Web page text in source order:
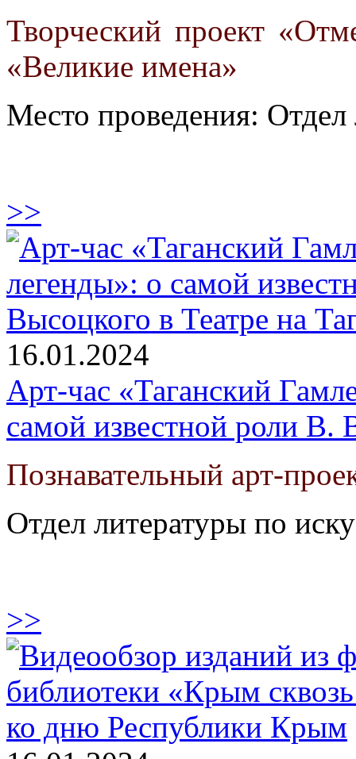
Творческий проект
«Великие имена»
Место проведения: Отдел
>>
16.01.2024
Арт-час «Таганский
самой известной роли В.
Познавательный арт-
Отдел литературы по
>>